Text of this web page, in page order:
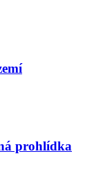
prohlídka